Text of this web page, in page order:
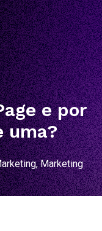
e por
uma?
,Marketing